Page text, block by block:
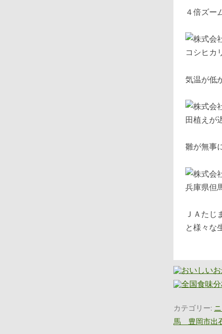
４倍ズ
コシヒカ
気温が低
田植えが
雛が無事
兵庫県但
ＪＡたじ
と様々な
カテゴリー:
馬 豊岡市出